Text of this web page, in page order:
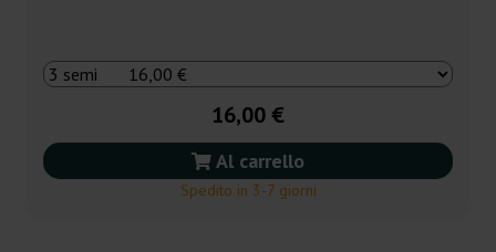
16,00 €
Al carrello
Spedito in 3-7 giorni